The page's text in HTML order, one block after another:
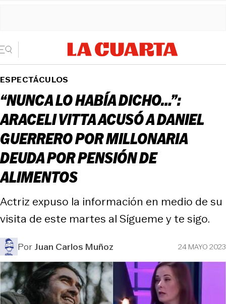
ESPECTÁCULOS
“NUNCA LO HABÍA DICHO…”:
ARACELI VITTA ACUSÓ A DANIEL
GUERRERO POR MILLONARIA
DEUDA POR PENSIÓN DE
ALIMENTOS
Actriz expuso la información en medio de su
visita de este martes al Sígueme y te sigo.
PorJuan Carlos Muñoz 24 MAYO 2023